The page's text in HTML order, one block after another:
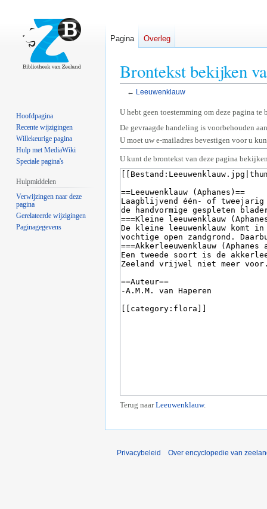
Brontekst bekijken
← Leeuwenklauw
Naar
navigatie
springen
Naar
zoeken
springen
U hebt geen toestemming om deze pagina te
De gevraagde handeling is voorbehouden
U moet uw e-mailadres bevestigen voor u
U kunt de brontekst van deze pagina
Terug naarLeeuwenklauw.
Pagina Overleg
Hoofdpagina
Recente wijzigingen
Willekeurige pagina
Hulp met MediaWiki
Speciale pagina's
Hulpmiddelen
Verwijzingen naar deze
pagina
Gerelateerde wijzigingen
Paginagegevens
Privacybeleid Over encyclopedie van